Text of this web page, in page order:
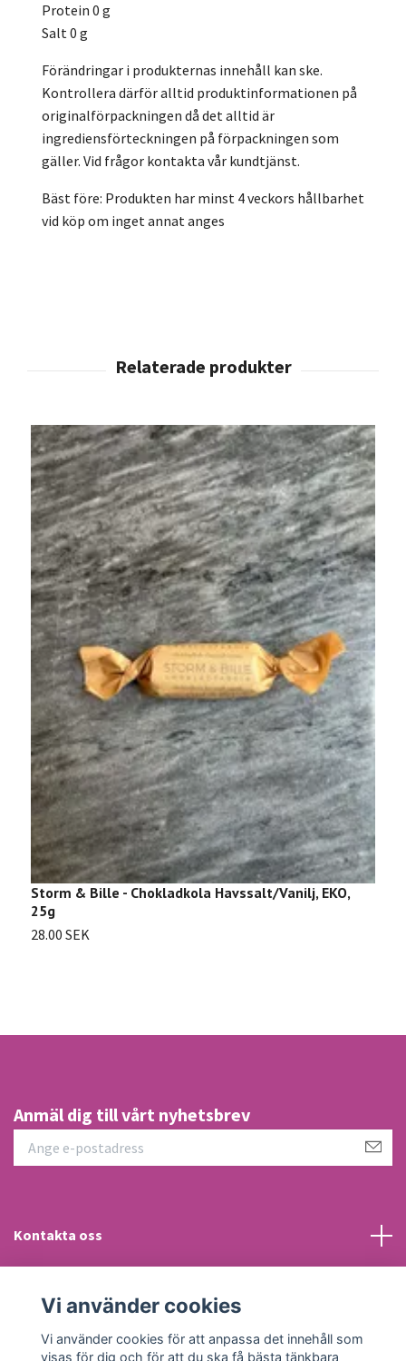
Protein 0 g
Salt 0 g
Förändringar i produkternas innehåll kan ske.
Kontrollera därför alltid produktinformationen på
originalförpackningen då det alltid är
ingrediensförteckningen på förpackningen som
gäller. Vid frågor kontakta vår kundtjänst.
Bäst före: Produkten har minst 4 veckors hållbarhet
vid köp om inget annat anges
Storm & Bille - Chokladkola Havssalt/Vanilj, EKO,
25g
28.00 SEK
Anmäl dig till vårt nyhetsbrev
Kontakta oss
Sociala medier
Vi använder cookies
Vi använder cookies för att anpassa det innehåll som
visas för dig och för att du ska få bästa tänkbara